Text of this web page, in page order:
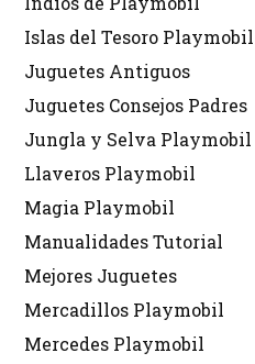
Islas del Tesoro Playmobil
Juguetes Antiguos
Juguetes Consejos Padres
Jungla y Selva Playmobil
Llaveros Playmobil
Magia Playmobil
Manualidades Tutorial
Mejores Juguetes
Mercadillos Playmobil
Mercedes Playmobil